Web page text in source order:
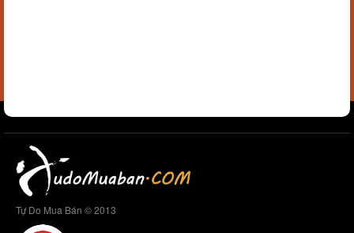
Tự Do Mua Bán © 2013